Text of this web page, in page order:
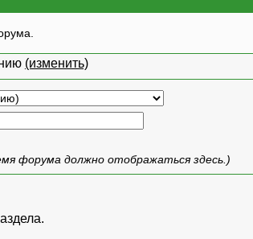
(изменить)
форума должно отображаться здесь.)